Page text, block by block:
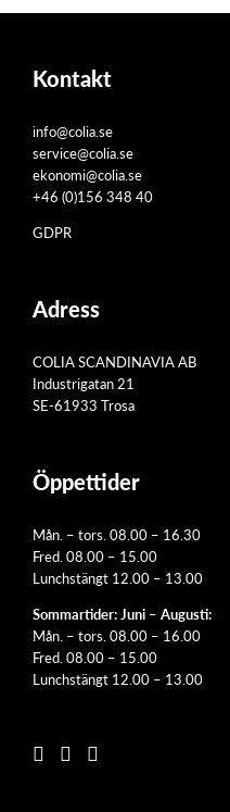
Kontakt
info@colia.se
service@colia.se
ekonomi@colia.se
+46 (0)156 348 40
GDPR
Adress
COLIA SCANDINAVIA AB
Industrigatan 21
SE-61933 Trosa
Öppettider
Mån. – tors. 08.00 – 16.30
Fred. 08.00 – 15.00
Lunchstängt 12.00 – 13.00
Sommartider: Juni – Augusti:
Mån. – tors. 08.00 – 16.00
Fred. 08.00 – 15.00
Lunchstängt 12.00 – 13.00